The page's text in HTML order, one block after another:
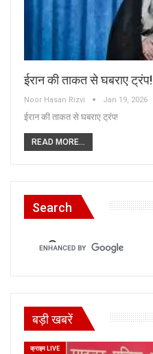
ईरान की ताकत से घबराए ट्रंप!
Noor Hasan Rizvi Jan 19, 2026
ईरान की ताकत से घबराए ट्रंप!
READ MORE...
Search
बड़ी खबरें
क्राइम LIVE